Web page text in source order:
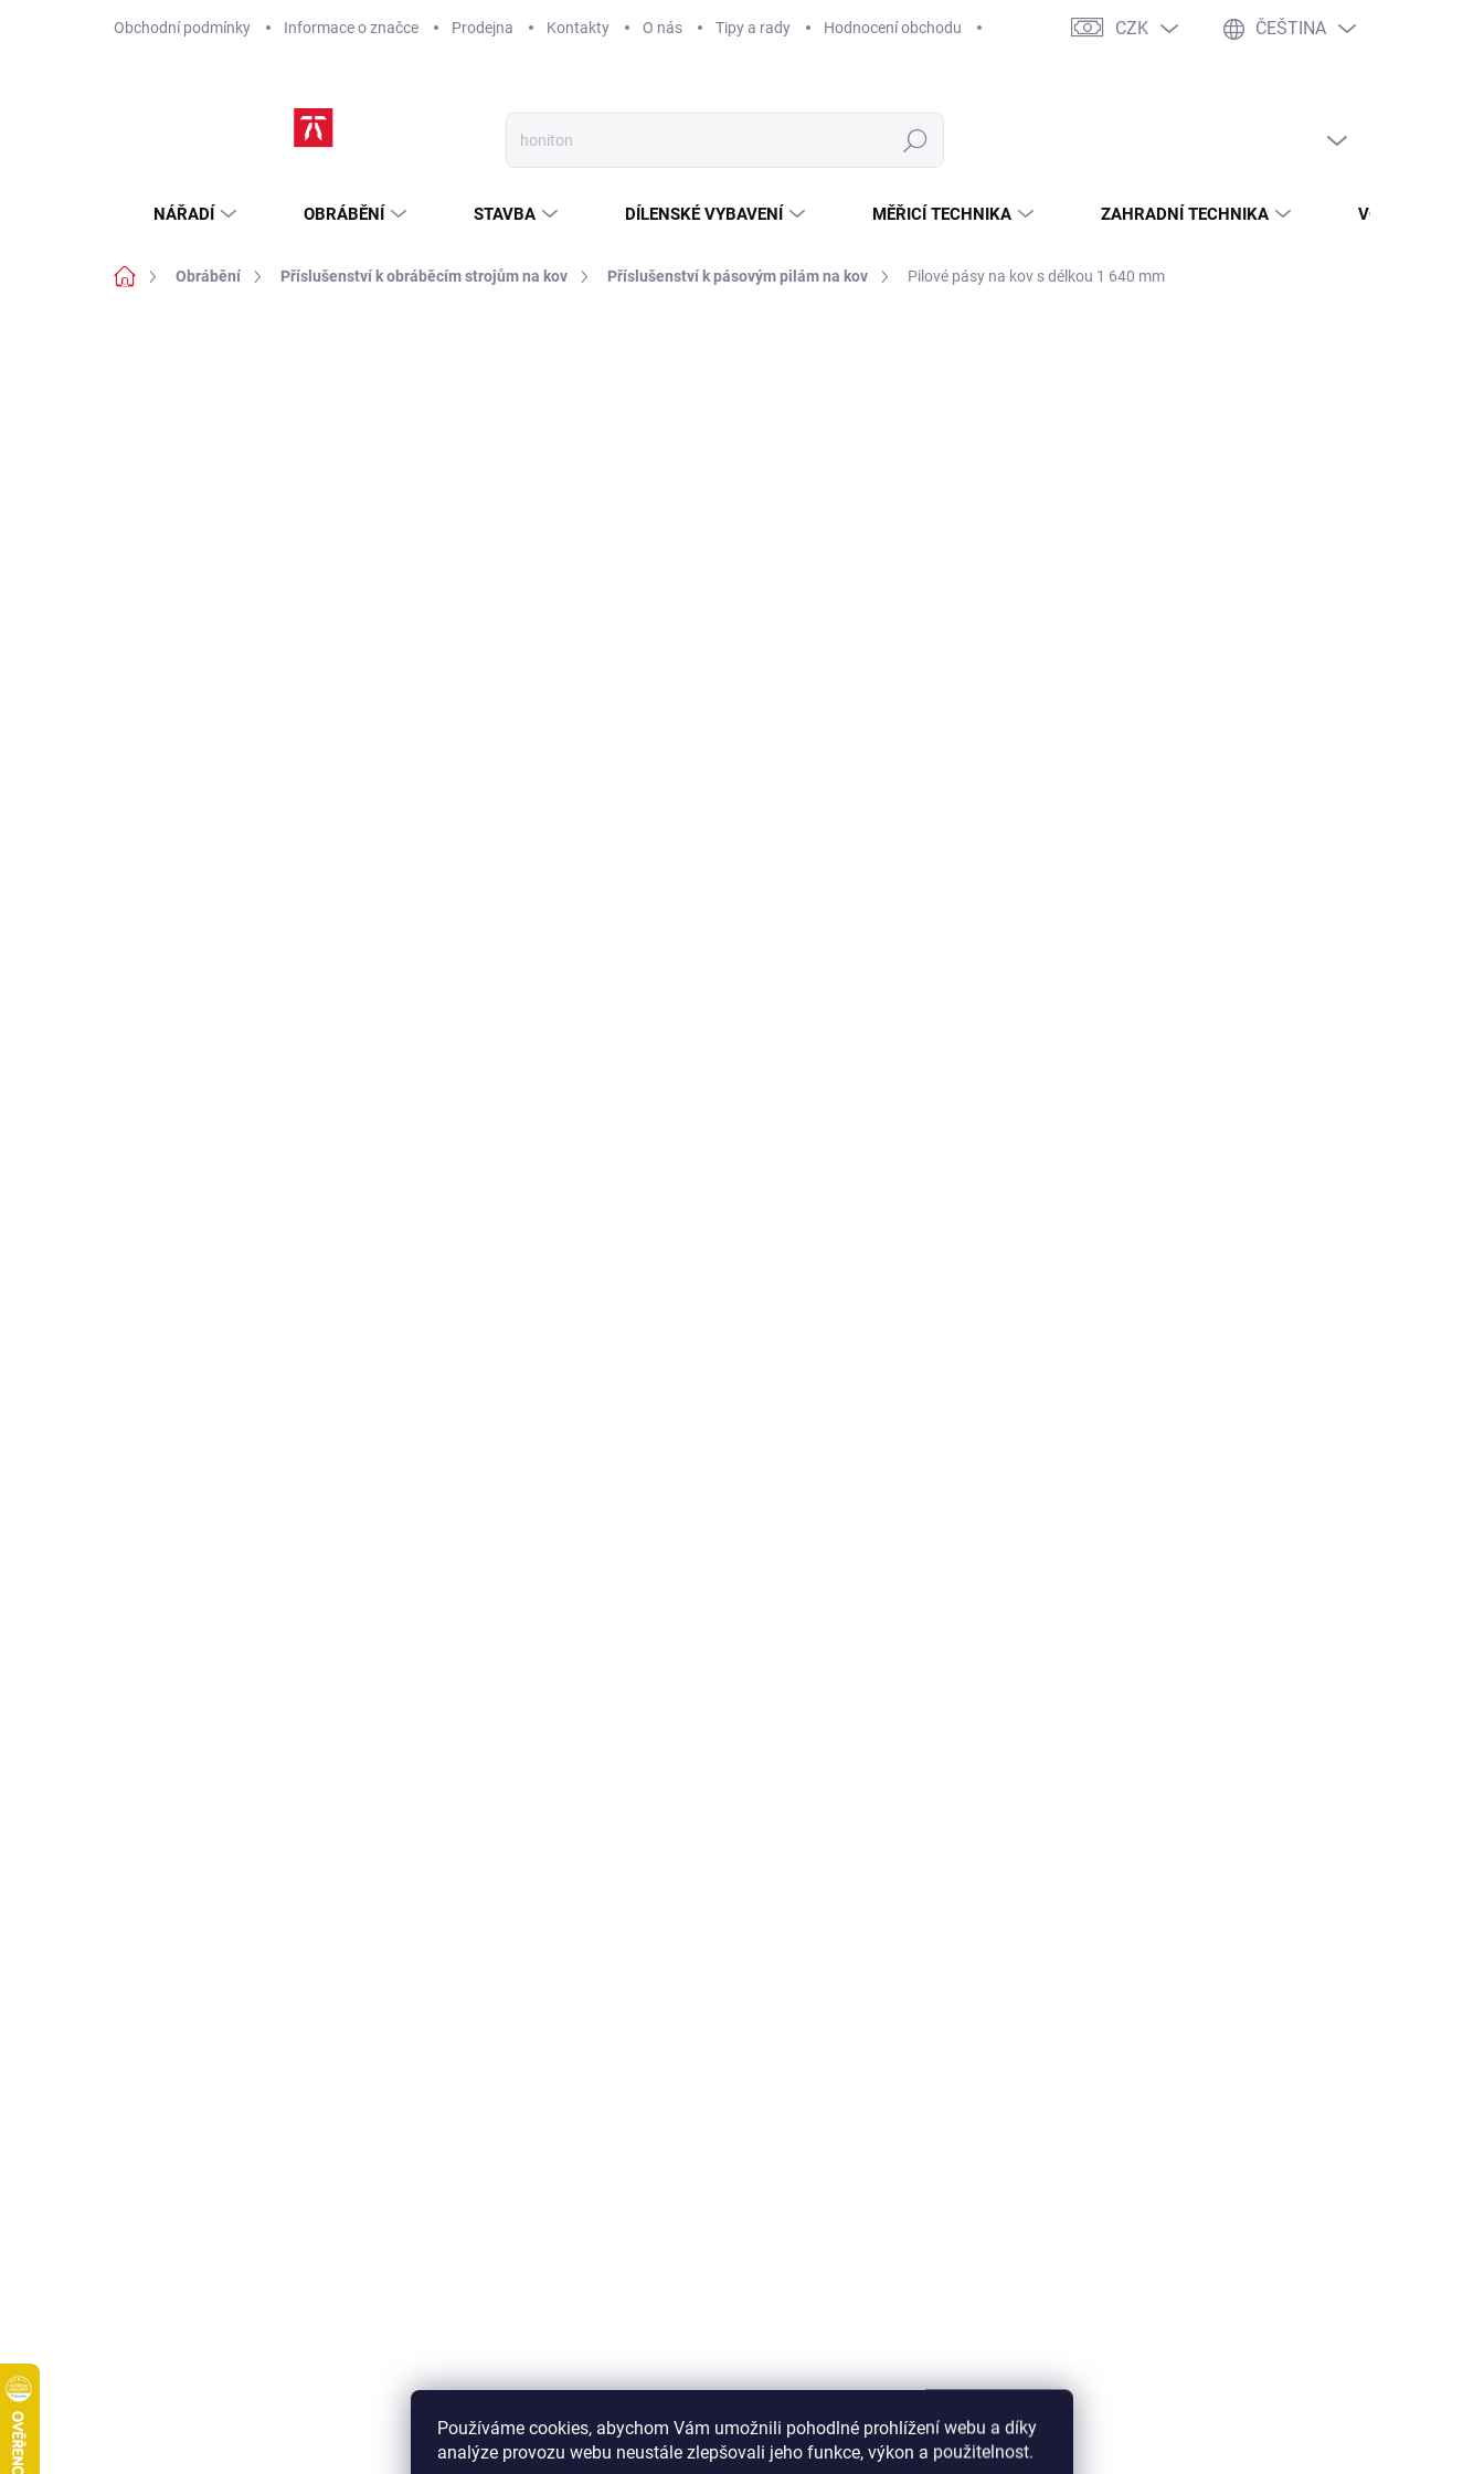
Používáme cookies, abychom Vám umožnili pohodlné prohlížení webu a díky
analýze provozu webu neustále zlepšovali jeho funkce, výkon a použitelnost.
Obchodní podmínky Informace o značce Prodejna Kontakty O nás Tipy a rady Hodnocení obchodu Servis nářadí / poptávka dílů Zásady ochrany osobních údajů
CZK ČEŠTINA
Hledat
NÁŘADÍ OBRÁBĚNÍ STAVBA DÍLENSKÉ VYBAVENÍ MĚŘICÍ TECHNIKA ZAHRADNÍ TECHNIKA VODO - TOPO
Domů Obrábění Příslušenství k obráběcím strojům na kov Příslušenství k pásovým pilám na kov Pilové pásy na kov s délkou 1 640 mm